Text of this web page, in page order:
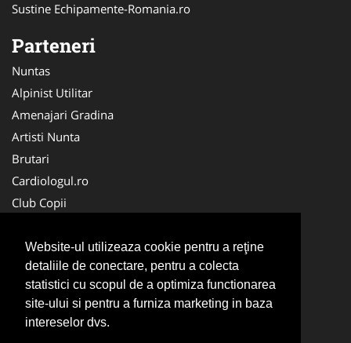
Website-ul utilizeaza cookie pentru a reţine
detaliile de conectare, pentru a colecta
statistici cu scopul de a optimiza functionarea
site-ului si pentru a furniza marketing in baza
intereselor dvs.
Sustine Echipamente-Romania.ro
Parteneri
Nuntas
Alpinist Utilitar
Amenajari Gradina
Artisti Nunta
Brutari
Cardiologul.ro
Club Copii
Ambalaje Romania
Cabinet-Individual.ro
CentruInchirieri.ro
Cursuri Romania